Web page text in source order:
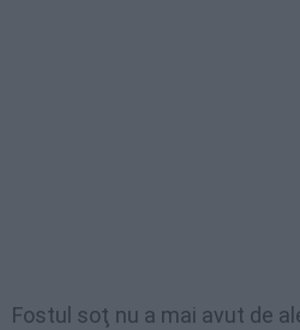
Fostul soţ nu a mai avut de